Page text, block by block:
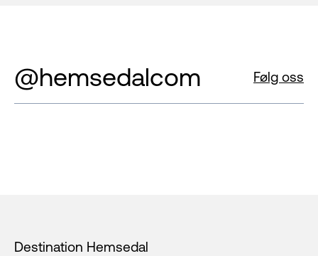
@hemsedalcom Følg oss
Destination Hemsedal